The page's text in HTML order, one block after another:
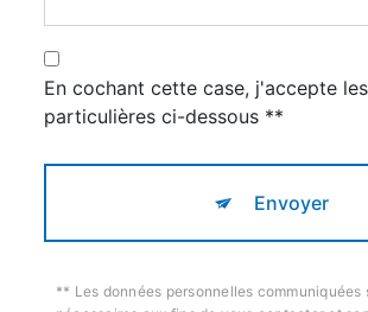
En cochant cette case, j'accepte
particulières ci-dessous **
Envoyer
** Les données personnelles communiquées